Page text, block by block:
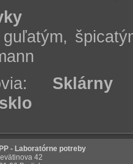
Sklárny
- Laboratórne potreby
42